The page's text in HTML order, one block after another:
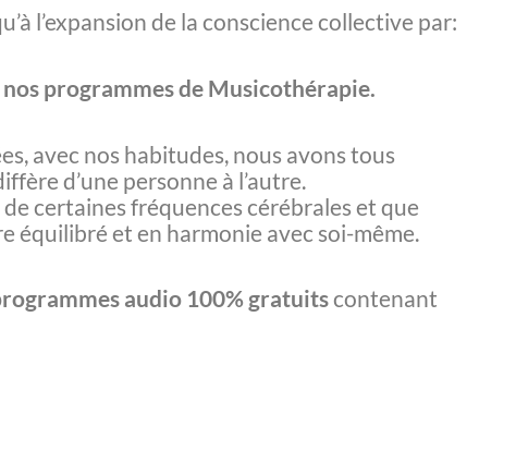
l’expansion de la conscience collective par:
programmes de Musicothérapie.
avec nos habitudes, nous avons tous
d’une personne à l’autre.
certaines fréquences cérébrales et que
équilibré et en harmonie avec soi-même.
audio 100% gratuitscontenant